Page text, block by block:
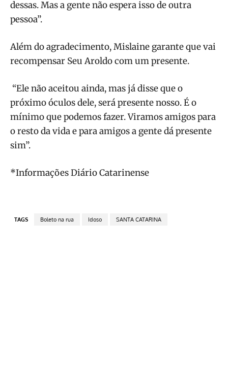
dessas. Mas a gente não espera isso de outra
pessoa”.
Além do agradecimento, Mislaine garante que vai
recompensar Seu Aroldo com um presente.
“Ele não aceitou ainda, mas já disse que o
próximo óculos dele, será presente nosso. É o
mínimo que podemos fazer. Viramos amigos para
o resto da vida e para amigos a gente dá presente
sim”.
*Informações Diário Catarinense
TAGS Boleto na rua Idoso SANTA CATARINA